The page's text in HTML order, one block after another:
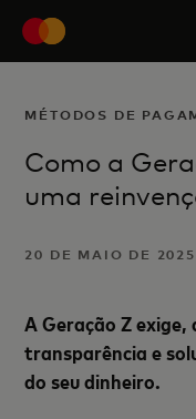
MÉTODOS DE
Como a
uma
20 DE MAIO DE
A Geração Z
transparência e
do seu dinheiro.